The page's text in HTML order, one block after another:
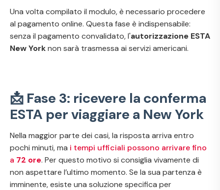
Una volta compilato il modulo, è necessario procedere
al pagamento online. Questa fase è indispensabile:
senza il pagamento convalidato, l'autorizzazione ESTA
New Yorknon sarà trasmessa ai servizi americani.
📩 Fase 3: ricevere la conferma
ESTA per viaggiare a New York
Nella maggior parte dei casi, la risposta arriva entro
pochi minuti, ma i tempi ufficiali possono arrivare fino
a 72 ore. Per questo motivo si consiglia vivamente di
non aspettare l’ultimo momento. Se la sua partenza è
imminente, esiste una soluzione specifica per